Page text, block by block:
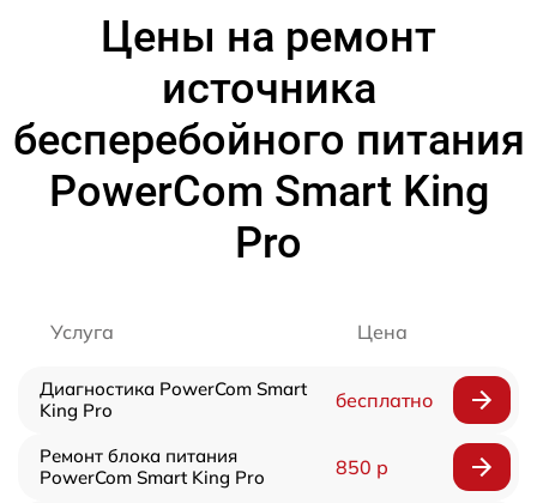
Цены на ремонт
источника
бесперебойного питания
PowerCom Smart King
Pro
Услуга Цена
Диагностика PowerCom Smart
King Pro
бесплатно
Ремонт блока питания
PowerCom Smart King Pro
850 р